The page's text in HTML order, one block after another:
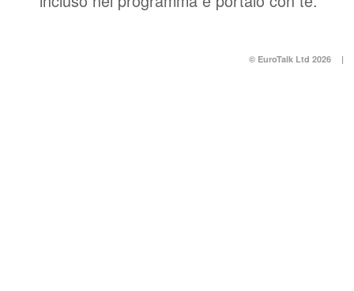
© EuroTalk Ltd 2026 |